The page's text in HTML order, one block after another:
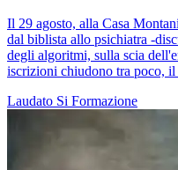
Il 29 agosto, alla Casa
dal biblista allo psichiatra -
degli algoritmi, sulla scia
iscrizioni chiudono tra poco, il
Laudato Si Formazione